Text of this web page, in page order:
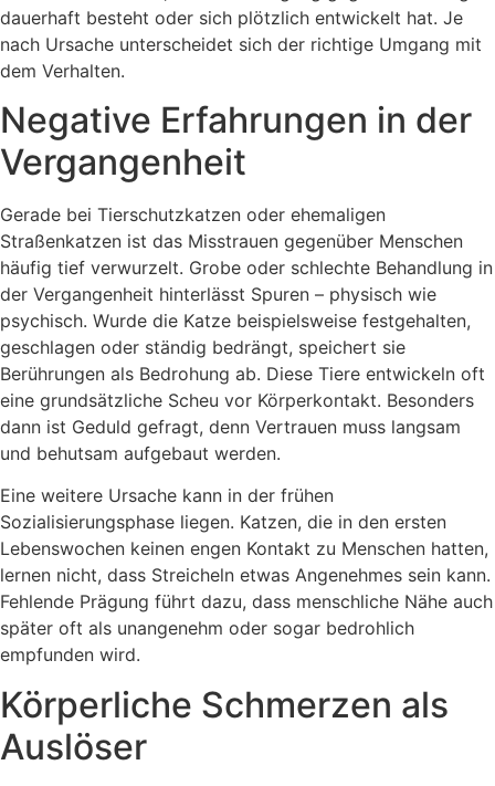
dauerhaft besteht oder sich plötzlich entwickelt hat. Je
nach Ursache unterscheidet sich der richtige Umgang mit
dem Verhalten.
Negative Erfahrungen in der
Vergangenheit
Gerade bei Tierschutzkatzen oder ehemaligen
Straßenkatzen ist das Misstrauen gegenüber Menschen
häufig tief verwurzelt. Grobe oder schlechte Behandlung in
der Vergangenheit hinterlässt Spuren – physisch wie
psychisch. Wurde die Katze beispielsweise festgehalten,
geschlagen oder ständig bedrängt, speichert sie
Berührungen als Bedrohung ab. Diese Tiere entwickeln oft
eine grundsätzliche Scheu vor Körperkontakt. Besonders
dann ist Geduld gefragt, denn Vertrauen muss langsam
und behutsam aufgebaut werden.
Eine weitere Ursache kann in der frühen
Sozialisierungsphase liegen. Katzen, die in den ersten
Lebenswochen keinen engen Kontakt zu Menschen hatten,
lernen nicht, dass Streicheln etwas Angenehmes sein kann.
Fehlende Prägung führt dazu, dass menschliche Nähe auch
später oft als unangenehm oder sogar bedrohlich
empfunden wird.
Körperliche Schmerzen als
Auslöser